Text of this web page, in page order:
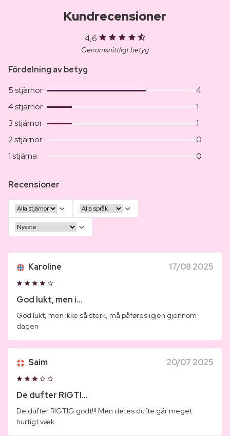
Kundrecensioner
4,6
Genomsnittligt betyg
Fördelning av betyg
5 stjärnor
4
4 stjärnor
1
3 stjärnor
1
2 stjärnor
0
1 stjärna
0
Recensioner
Karoline 17/08 2025
God lukt, men i...
God lukt, men ikke så sterk, må påføres igjen gjennom
dagen
Saim 20/07 2025
De dufter RIGTI...
De dufter RIGTIG godt!!! Men detes dufte går meget
hurtigt væk